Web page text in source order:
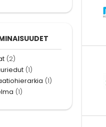
(2)
(1)
(1)
(1)